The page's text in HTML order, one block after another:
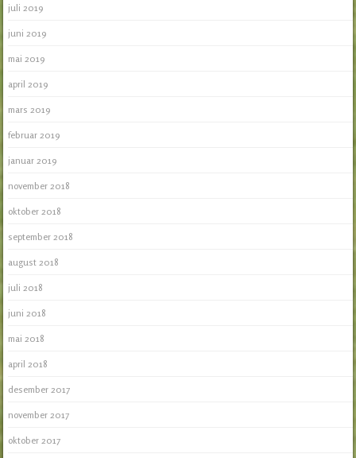
juli 2019
juni 2019
mai 2019
april 2019
mars 2019
februar 2019
januar 2019
november 2018
oktober 2018
september 2018
august 2018
juli 2018
juni 2018
mai 2018
april 2018
desember 2017
november 2017
oktober 2017